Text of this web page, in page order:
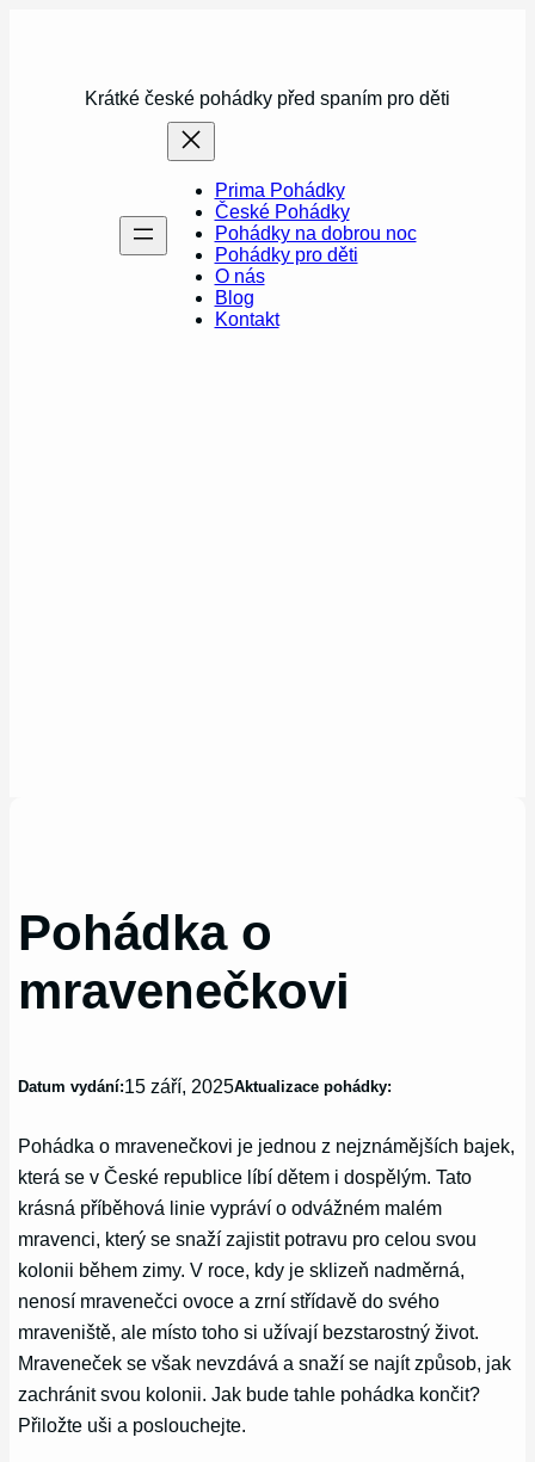
Krátké české pohádky před spaním pro děti
Prima Pohádky
České Pohádky
Pohádky na dobrou noc
Pohádky pro děti
O nás
Blog
Kontakt
Pohádka o
mravenečkovi
Datum vydání:15 září, 2025Aktualizace pohádky:
Pohádka o mravenečkovi je jednou z nejznámějších bajek,
která se v České republice líbí dětem i dospělým. Tato
krásná příběhová linie vypráví o odvážném malém
mravenci, který se snaží zajistit potravu pro celou svou
kolonii během zimy. V roce, kdy je sklizeň nadměrná,
nenosí mravenečci ovoce a zrní střídavě do svého
mraveniště, ale místo toho si užívají bezstarostný život.
Mraveneček se však nevzdává a snaží se najít způsob, jak
zachránit svou kolonii. Jak bude tahle pohádka končit?
Přiložte uši a poslouchejte.